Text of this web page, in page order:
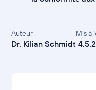
Auteur
Dr. Kilian Schmidt
Mis à